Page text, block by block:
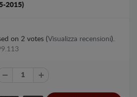
2015)
on 2 votes (Visualizza recensioni).